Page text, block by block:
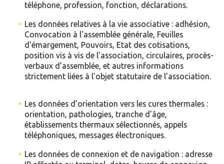
téléphone, profession, fonction, déclarations.
Les données relatives à la vie associative : adhésion,
Convocation à l'assemblée générale, Feuilles
d'émargement, Pouvoirs, Etat des cotisations,
position vis à vis de l'association, circulaires, procès-
verbaux d’assemblée, et autres informations
strictement liées à l'objet statutaire de l'association.
Les données d’orientation vers les cures thermales :
orientation, pathologies, tranche d’âge,
établissements thermaux sélectionnés, appels
téléphoniques, messages électroniques.
Les données de connexion et de navigation : adresse